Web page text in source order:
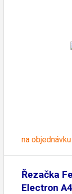
na objednávku
Řezačka
Electron A4